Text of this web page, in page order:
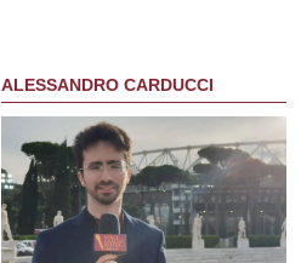
ALESSANDRO CARDUCCI